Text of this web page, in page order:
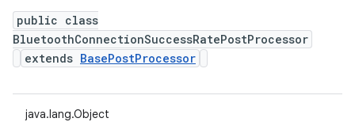
public class
BluetoothConnectionSuccessRatePostProcessor
extends BasePostProcessor
java.lang.Object